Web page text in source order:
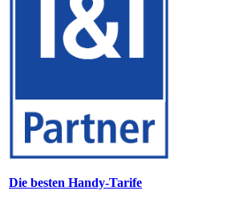
Die besten Handy-Tarife